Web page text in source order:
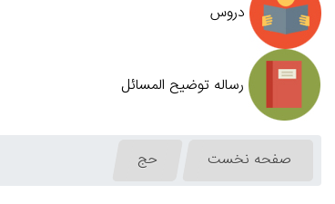
دروس
رساله توضیح المسائل
صفحه نخست حج